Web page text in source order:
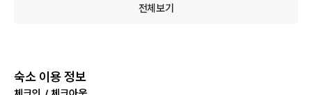
전체보기
숙소 이용 정보